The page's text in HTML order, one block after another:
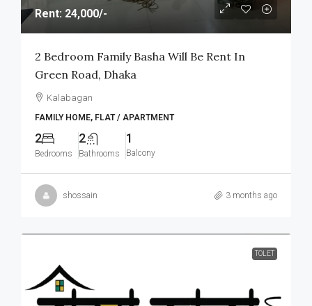
Rent: 24,000/-
2 Bedroom Family Basha Will Be Rent In
Green Road, Dhaka
Kalabagan
FAMILY HOME, FLAT / APARTMENT
2
Bedrooms
2
Bathrooms
1
Balcony
shossain 3 months ago
TOLET